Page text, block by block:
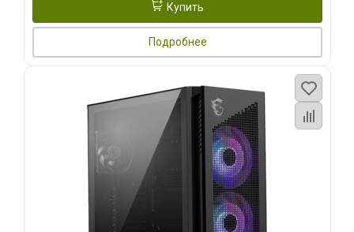
Купить
Подробнее